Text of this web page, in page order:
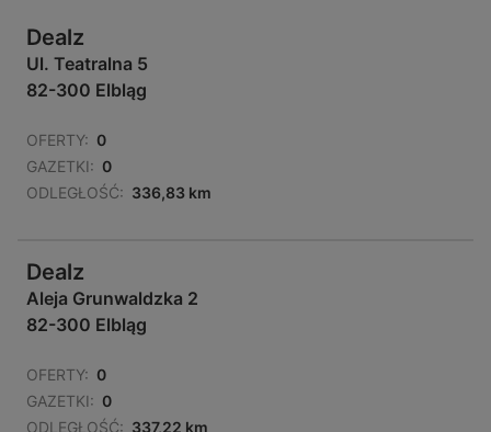
Dealz
Ul. Teatralna 5
82-300 Elbląg
OFERTY: 0
GAZETKI: 0
ODLEGŁOŚĆ: 336,83 km
Dealz
Aleja Grunwaldzka 2
82-300 Elbląg
OFERTY: 0
GAZETKI: 0
ODLEGŁOŚĆ: 337,22 km